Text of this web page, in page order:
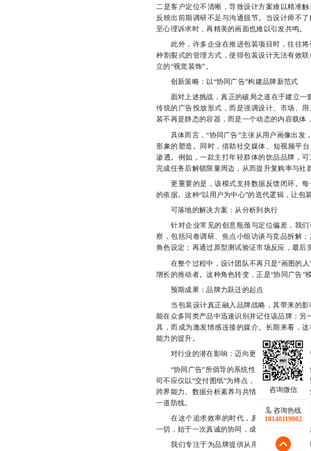
二是客户定位不清晰，导致设计方案难以精准
反映出前期调研不足与沟通脱节。当设计师不
至心理诉求时，再精美的画面也难以引发共鸣。
此外，许多企业在推进包装项目时，往往将
种割裂式的管理方式，使得包装设计无法有效
立的“视觉装饰”。
创新策略：以“协同广告”构建品牌新范式
面对上述挑战，真正的破局之道在于建立一
传统的广告投放形式，而是强调设计、市场、
装不再是静态的容器，而是一个动态的内容载体
具体而言，“协同广告”主张从用户画像出发
形象的塑造。同时，借助社交媒体、短视频平
渗透。例如，一款主打年轻群体的饮品品牌，
完成任务后解锁限量周边，从而提升复购率与社
更重要的是，该模式支持数据反馈闭环。每
的依据。这种“以用户为中心”的迭代逻辑，让包
可落地的解决方案：从分析到执行
针对企业常见的创意瓶颈与定位偏差，我们
察，包括问卷调研、焦点小组访谈与竞品拆解
角色设定；再通过原型测试验证市场反应，最后
在整个过程中，设计团队不再只是“画图的人
增长的推动者。这种角色转变，正是“协同广告”
预期成果：品牌力跃迁的起点
当包装设计真正融入品牌战略，其带来的影
能在众多同类产品中迅速识别并记住该品牌；另
具，而成为激发情感连接的媒介。长期来看，
能力的提升。
对行业的潜在影响：迈向更具温度的设计时
“协同广告”所倡导的系统性思维，或将重塑
司不应仅以“交付图纸”为终点，而应致力于构
跨界能力、数据分析素养与共情力。唯有如此，
一道防线。
在这个追求效率的时代，真正能打动人心的
一切，始于一次真诚的协同，成于一场持久的共
我们专注于为品牌提供从用户洞察到包装落
咨询热线
18140119082